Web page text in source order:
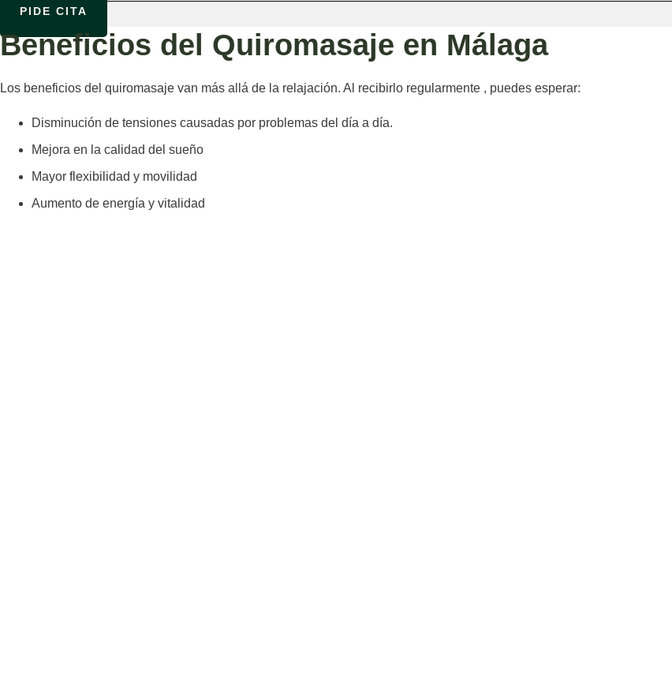
PIDE CITA
Beneficios del Quiromasaje en Málaga
Los beneficios del quiromasaje van más allá de la relajación. Al recibirlo regularmente , puedes esperar:
Disminución de tensiones causadas por problemas del día a día.
Mejora en la calidad del sueño
Mayor flexibilidad y movilidad
Aumento de energía y vitalidad